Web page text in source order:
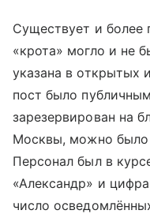
Существует и более
«крота» могло и не
указана в открытых
пост было
зарезервирован на
Москвы, можно
Персонал был в
«Александр» и
число